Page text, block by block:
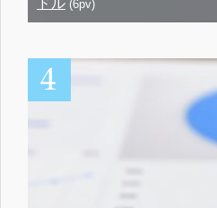
ドル (6pv)